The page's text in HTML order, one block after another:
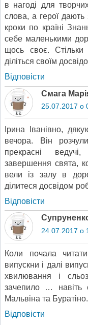
в нагоді для
слова, а герої дають
кроки по країні
себе маленькими
щось своє.
діліться своїм
Відповіcти
Смага
25.07.2017 о
Ірина Іванівно,
вечора. Він
прекрасні
завершення свята,
вели із залу в
ділитеся досвідом
Відповіcти
24.07.2017 о
Коли почала
випускни і далі
хвилювання і
зачепило … навіть
Мальвіна та Буратіно.
Відповіcти